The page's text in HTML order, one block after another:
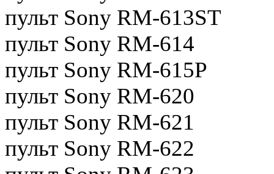
пульт Sony RM-613ST
пульт Sony RM-614
пульт Sony RM-615P
пульт Sony RM-620
пульт Sony RM-621
пульт Sony RM-622